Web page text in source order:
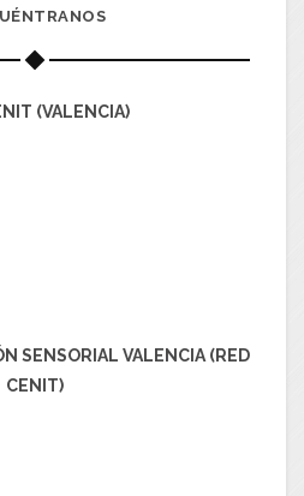
(VALENCIA)
SENSORIAL VALENCIA (RED
CENIT)